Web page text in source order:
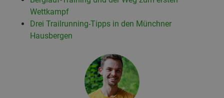
Wettkampf
Drei Trailrunning-Tipps in den Münchner
Hausbergen